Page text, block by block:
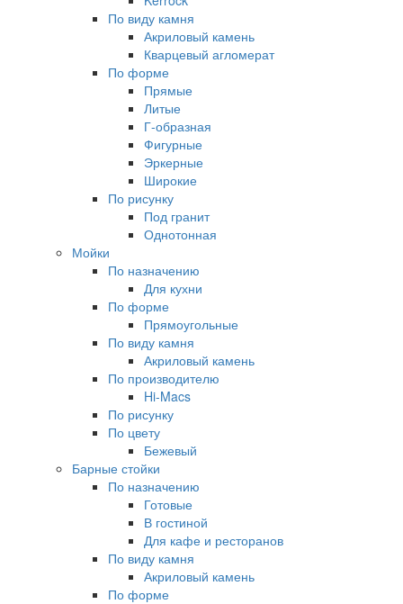
По виду камня
Акриловый камень
Кварцевый агломерат
По форме
Прямые
Литые
Г-образная
Фигурные
Эркерные
Широкие
По рисунку
Под гранит
Однотонная
Мойки
По назначению
Для кухни
По форме
Прямоугольные
По виду камня
Акриловый камень
По производителю
Hi-Macs
По рисунку
По цвету
Бежевый
Барные стойки
По назначению
Готовые
В гостиной
Для кафе и ресторанов
По виду камня
Акриловый камень
По форме